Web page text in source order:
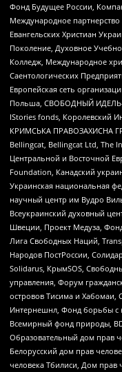
Фонд Будущее России,
Международное
Евангельских Христиан
Поколение, Духовное
Колледж, Международное
Саентологических
Европейская сеть
Польша, СВОБОДНЫЙ ИДЕЛЬ-
IStories fonds, Королевский
КРИМСЬКА ПРАВОЗАХИСНА
Bellingcat, Bellingcat Ltd, The
Центральной и Восточной
Foundation, Канадский
Украинская национальная
научный центр им Вудро
Всеукраинский духовный
Швеции, Проект Медуза,
Лига Свободных Наций,
Народов ПостРоссии,
Solidarus, КрымSOS,
управления, Форум
островов Тисима и Хабомаи,
Интернешнл, Фонд борьбы с
Всемирный фонд природы,
Образовательный дом прав
Белорусский дом прав
человека Тбилиси, Дом прав